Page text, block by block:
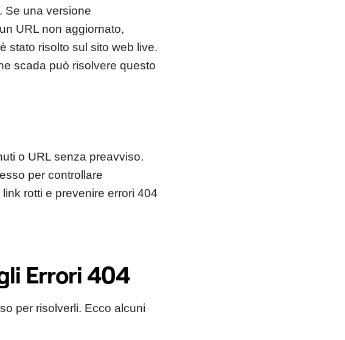
Se una versione
URL non aggiornato,
stato risolto sul sito web live.
scada può risolvere questo
o URL senza preavviso.
per controllare
rotti e prevenire errori 404
Errori 404
per risolverli. Ecco alcuni